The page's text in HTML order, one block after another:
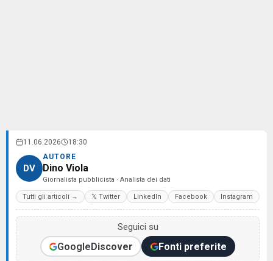
11.06.2026 18:30
DV
AUTORE
Dino Viola
Giornalista pubblicista · Analista dei dati
Tutti gli articoli → 𝕏 Twitter LinkedIn Facebook Instagram
Seguici su
GoogleDiscover Fonti preferite